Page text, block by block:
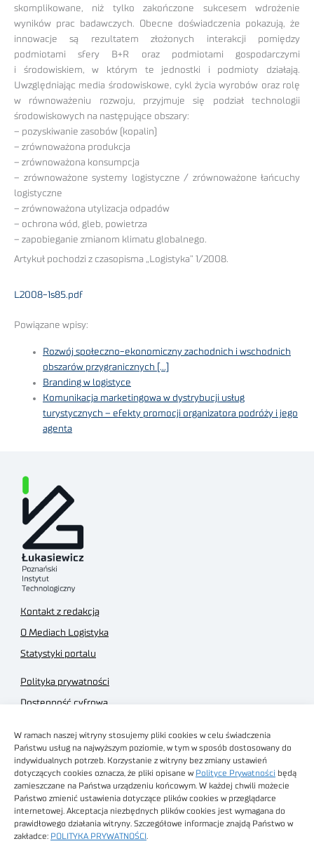
W ramach naszej witryny stosujemy pliki cookies w celu świadczenia
Państwu usług na najwyższym poziomie, w tym w sposób dostosowany do
indywidualnych potrzeb. Korzystanie z witryny bez zmiany ustawień
dotyczących cookies oznacza, że pliki opisane w Polityce Prywatności będą
zamieszczane na Państwa urządzeniu końcowym. W każdej chwili możecie
Państwo zmienić ustawienia dotyczące plików cookies w przeglądarce
internetowej. Akceptacja niezbędnych plików cookies jest wymagana do
prawidłowego działania witryny. Szczegółowe informacje znajdą Państwo w
zakładce: POLITYKA PRYWATNOŚCI
skomplikowane, niż tylko zakończone sukcesem wdrożenie
wyników prac badawczych. Obecne doświadczenia pokazują, że
innowacje są rezultatem złożonych interakcji pomiędzy
podmiotami sfery B+R oraz podmiotami gospodarczymi
i środowiskiem, w którym te jednostki i podmioty działają.
Uwzględniając media środowiskowe, cykl życia wyrobów oraz rolę
w równoważeniu rozwoju, przyjmuje się podział technologii
środowiskowych na następujące obszary:
– pozyskiwanie zasobów (kopalin)
– zrównoważona produkcja
– zrównoważona konsumpcja
– zrównoważone systemy logistyczne / zrównoważone łańcuchy
logistyczne
– zrównoważona utylizacja odpadów
– ochrona wód, gleb, powietrza
– zapobieganie zmianom klimatu globalnego.
Artykuł pochodzi z czasopisma „Logistyka” 1/2008.
L2008-1s85.pdf
Powiązane wpisy:
Rozwój społeczno-ekonomiczny zachodnich i wschodnich
obszarów przygranicznych […]
Branding w logistyce
Komunikacja marketingowa w dystrybucji usług
turystycznych – efekty promocji organizatora podróży i jego
agenta
Kontakt z redakcją
O Mediach Logistyka
Statystyki portalu
Polityka prywatności
Dostępność cyfrowa
Regulamin sklepu
Obrazy stockowe
autorstwa